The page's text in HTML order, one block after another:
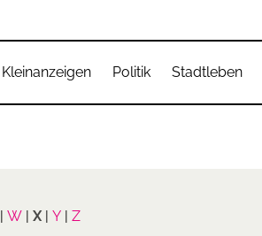
Kleinanzeigen Politik Stadtleben
| W | X | Y | Z